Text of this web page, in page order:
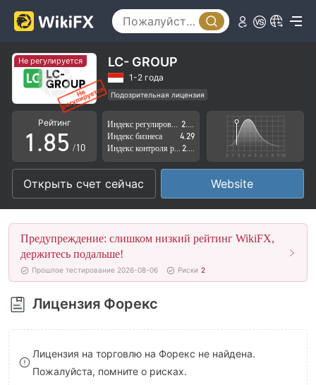
Не регулируется LC- GROUP
1-2 года
Подозрительная лицензия
Регион деятельности подозрителен
Высокие потенциальные риски
Рейтинг
0
1
2
3
4
5
6
7
8
9
.
4
5
6
7
8
9
1
2
3
4
5
6
7
8
9
/10
Индекс бизнеса
4.29
Открыть счет сейчас Website
Предупреждение: слишком низкий рейтинг WikiFX,
держитесь подальше!
Прошлое тестирование 2026-08-06 Риски 2
Лицензия Форекс
Лицензия на торговлю на Форекс не найдена.
Пожалуйста, помните о рисках.